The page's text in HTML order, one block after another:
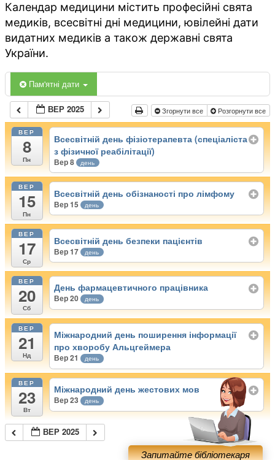
Календар медицини містить професійні свята
медиків, всесвітні дні медицини, ювілейні дати
видатних медиків а також державні свята
України.
Пам'ятні дати
ВЕР 2025 Згорнути все Розгорнути все
ВЕР
8
Пн
Всесвітній день фізіотерапевта (спеціаліста
з фізичної реабілітації)
Вер 8 день
ВЕР
15
Пн
Всесвітній день обізнаності про лімфому
Вер 15 день
ВЕР
17
Ср
Всесвітній день безпеки пацієнтів
Вер 17 день
ВЕР
20
Сб
День фармацевтичного працівника
Вер 20 день
ВЕР
21
Нд
Міжнародний день поширення інформації
про хворобу Альцгеймера
Вер 21 день
ВЕР
23
Вт
Міжнародний день жестових мов
Вер 23 день
ВЕР 2025